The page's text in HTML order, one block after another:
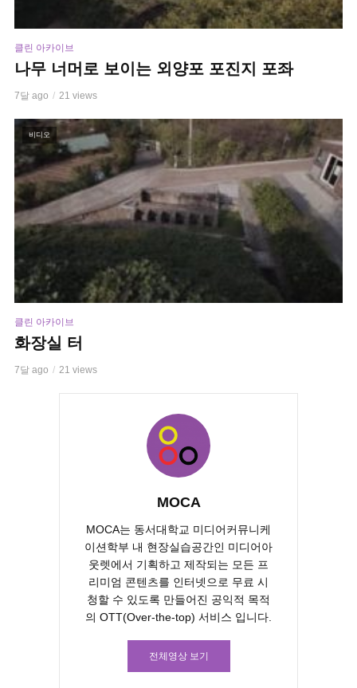
클린 아카이브
나무 너머로 보이는 외양포 포진지 포좌
7달 ago 21 views
비디오
클린 아카이브
화장실 터
7달 ago 21 views
MOCA
MOCA는 동서대학교 미디어커뮤니케
이션학부 내 현장실습공간인 미디어아
웃렛에서 기획하고 제작되는 모든 프
리미엄 콘텐츠를 인터넷으로 무료 시
청할 수 있도록 만들어진 공익적 목적
의 OTT(Over-the-top) 서비스 입니다.
전체영상 보기